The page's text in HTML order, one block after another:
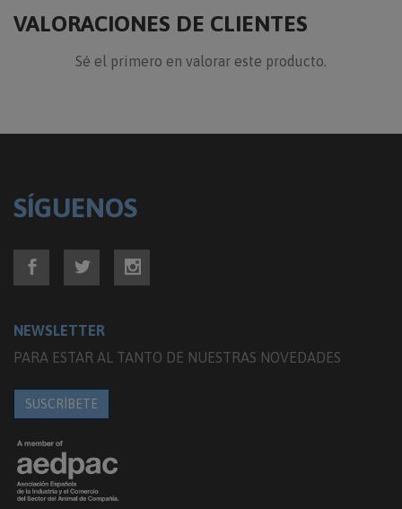
VALORACIONES DE CLIENTES
Sé el primero en valorar este producto.
SÍGUENOS
NEWSLETTER
PARA ESTAR AL TANTO DE NUESTRAS NOVEDADES
SUSCRÍBETE